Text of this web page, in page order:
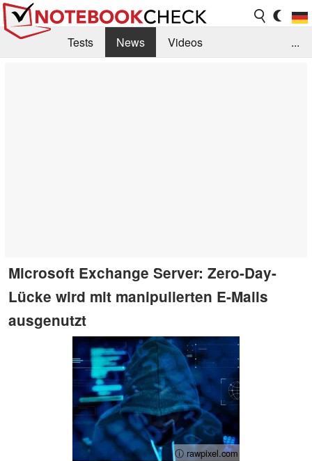
Tests News
Videos
...
Microsoft Exchange Server: Zero-Day-
Lücke wird mit manipulierten E-Mails
ausgenutzt
ⓘ rawpixel.com